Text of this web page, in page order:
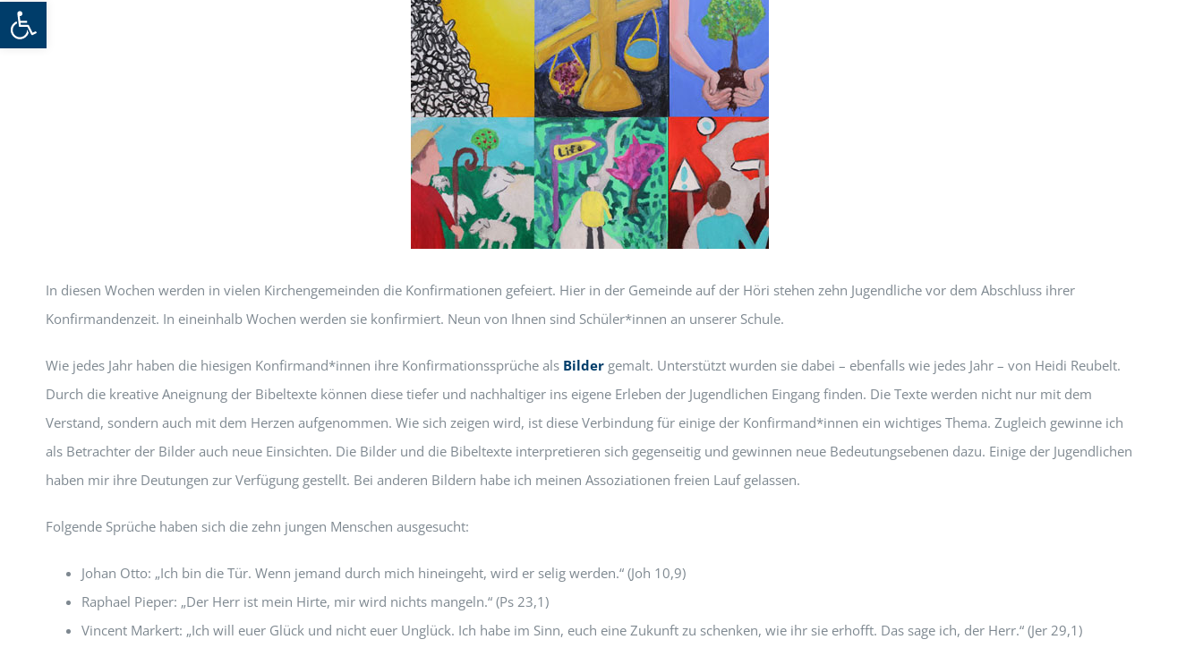
Werkzeugleiste öffnen
In diesen Wochen werden in vielen Kirchengemeinden die Konfirmationen gefeiert. Hier in der Gemeinde auf der Höri stehen zehn Jugendliche vor dem Abschluss ihrer
Konfirmandenzeit. In eineinhalb Wochen werden sie konfirmiert. Neun von Ihnen sind Schüler*innen an unserer Schule.
Wie jedes Jahr haben die hiesigen Konfirmand*innen ihre Konfirmationssprüche als Bilder gemalt. Unterstützt wurden sie dabei – ebenfalls wie jedes Jahr – von Heidi Reubelt.
Durch die kreative Aneignung der Bibeltexte können diese tiefer und nachhaltiger ins eigene Erleben der Jugendlichen Eingang finden. Die Texte werden nicht nur mit dem
Verstand, sondern auch mit dem Herzen aufgenommen. Wie sich zeigen wird, ist diese Verbindung für einige der Konfirmand*innen ein wichtiges Thema. Zugleich gewinne ich
als Betrachter der Bilder auch neue Einsichten. Die Bilder und die Bibeltexte interpretieren sich gegenseitig und gewinnen neue Bedeutungsebenen dazu. Einige der Jugendlichen
haben mir ihre Deutungen zur Verfügung gestellt. Bei anderen Bildern habe ich meinen Assoziationen freien Lauf gelassen.
Folgende Sprüche haben sich die zehn jungen Menschen ausgesucht:
Johan Otto: „Ich bin die Tür. Wenn jemand durch mich hineingeht, wird er selig werden.“ (Joh 10,9)
Raphael Pieper: „Der Herr ist mein Hirte, mir wird nichts mangeln.“ (Ps 23,1)
Vincent Markert: „Ich will euer Glück und nicht euer Unglück. Ich habe im Sinn, euch eine Zukunft zu schenken, wie ihr sie erhofft. Das sage ich, der Herr.“ (Jer 29,1)